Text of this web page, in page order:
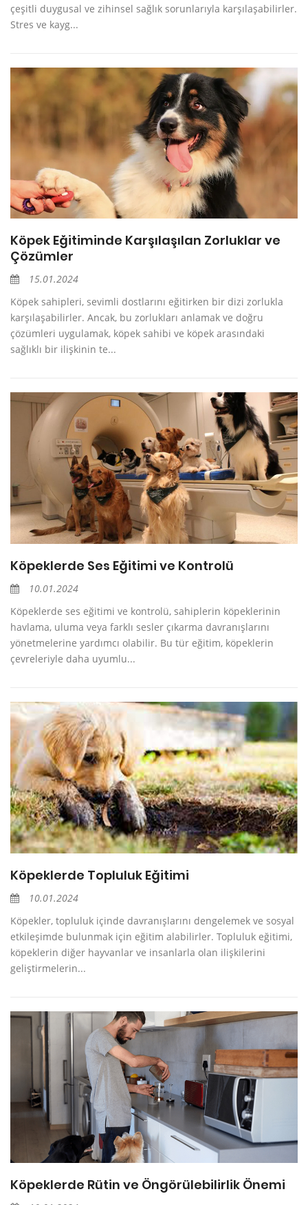
çeşitli duygusal ve zihinsel sağlık sorunlarıyla karşılaşabilirler.
Stres ve kayg...
Köpek Eğitiminde Karşılaşılan Zorluklar ve
Çözümler
15.01.2024
Köpek sahipleri, sevimli dostlarını eğitirken bir dizi zorlukla
karşılaşabilirler. Ancak, bu zorlukları anlamak ve doğru
çözümleri uygulamak, köpek sahibi ve köpek arasındaki
sağlıklı bir ilişkinin te...
Köpeklerde Ses Eğitimi ve Kontrolü
10.01.2024
Köpeklerde ses eğitimi ve kontrolü, sahiplerin köpeklerinin
havlama, uluma veya farklı sesler çıkarma davranışlarını
yönetmelerine yardımcı olabilir. Bu tür eğitim, köpeklerin
çevreleriyle daha uyumlu...
Köpeklerde Topluluk Eğitimi
10.01.2024
Köpekler, topluluk içinde davranışlarını dengelemek ve sosyal
etkileşimde bulunmak için eğitim alabilirler. Topluluk eğitimi,
köpeklerin diğer hayvanlar ve insanlarla olan ilişkilerini
geliştirmelerin...
Köpeklerde Rütin ve Öngörülebilirlik Önemi